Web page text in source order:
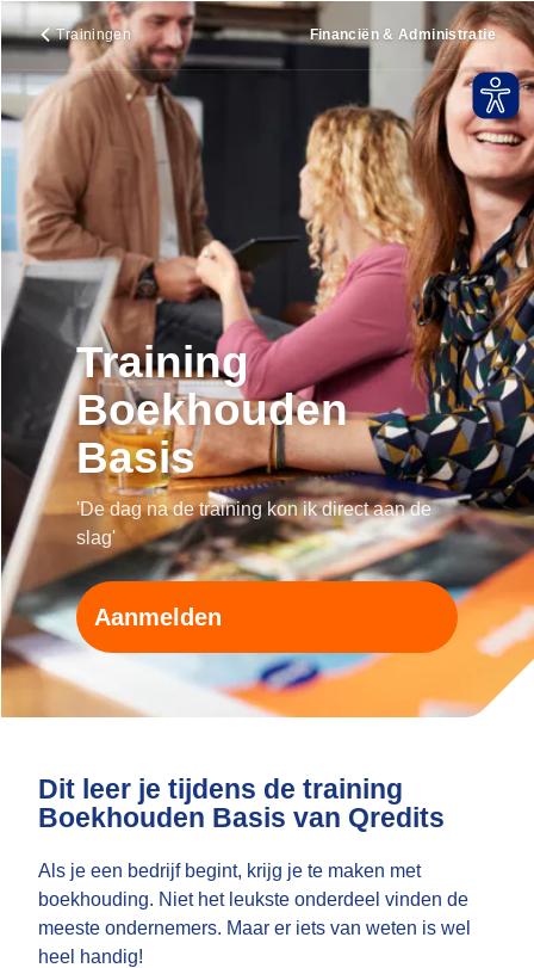
Trainingen Financiën & Administratie
Training
Boekhouden
Basis
'De dag na de training kon ik direct aan de
slag'
Aanmelden
Dit leer je tijdens de training
Boekhouden Basis van Qredits
Als je een bedrijf begint, krijg je te maken met
boekhouding. Niet het leukste onderdeel vinden de
meeste ondernemers. Maar er iets van weten is wel
heel handig!